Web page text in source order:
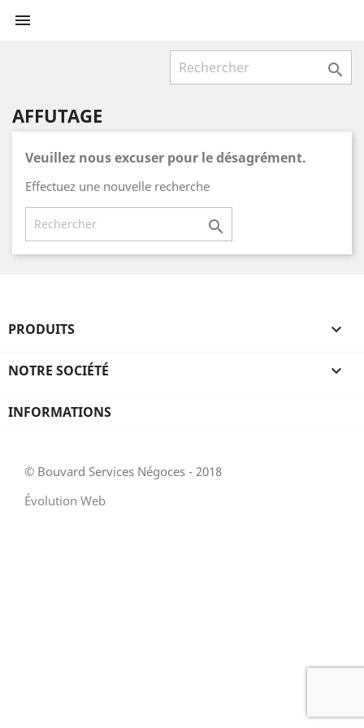


AFFUTAGE
Veuillez nous excuser pour le désagrément.
Effectuez une nouvelle recherche

PRODUITS 
NOTRE SOCIÉTÉ 
INFORMATIONS
© Bouvard Services Négoces - 2018
Évolution Web